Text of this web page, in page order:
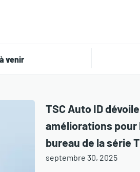
venir
TSC Auto ID
améliorations
bureau de la série
septembre 30, 2025